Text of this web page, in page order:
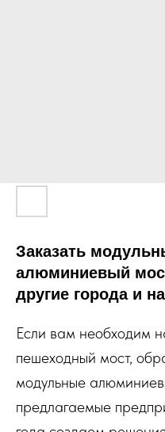
Заказать
алюминиевый
другие города и
Если вам необходим
пешеходный мост,
модульные
предлагаемые